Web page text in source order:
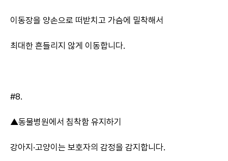
이동장을 양손으로 떠받치고 가슴에 밀착해서
최대한 흔들리지 않게 이동합니다.
#8.
▲동물병원에서 침착함 유지하기
강아지·고양이는 보호자의 감정을 감지합니다.